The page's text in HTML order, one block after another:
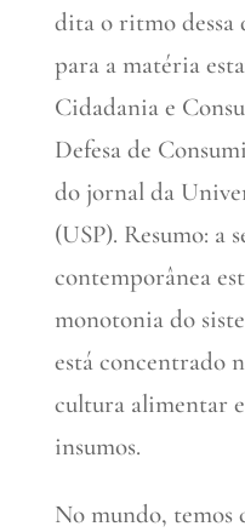
dita o ritmo
para a matéria
Cidadania e
Defesa de
do jornal da
(USP). Resumo: a
contemporânea
monotonia do
está concentrado
cultura alimentar
insumos.
No mundo, temos